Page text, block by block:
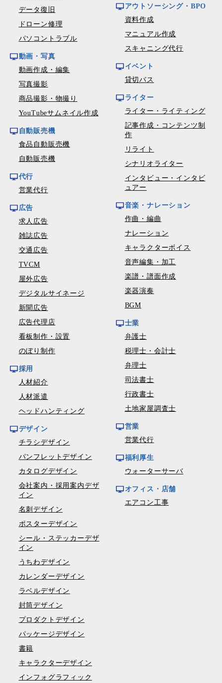
データ復旧
ドローン修理
パソコントラブル
動画・写真
動画作成・編集
写真撮影
商品撮影・物撮り
YouTubeサムネイル作成
自動販売機
食品自動販売機
自動販売機
代行
営業代行
広告
求人広告
雑誌広告
交通広告
TVCM
屋外広告
デジタルサイネージ
新聞広告
広告代理店
看板制作・設置
のぼり制作
採用
人材紹介
人材派遣
ヘッドハンティング
デザイン
チラシデザイン
パンフレットデザイン
カタログデザイン
会社案内・採用案内デザ
イン
名刺デザイン
ポスターデザイン
シール・ステッカーデザ
イン
うちわデザイン
カレンダーデザイン
ラベルデザイン
封筒デザイン
プロダクトデザイン
パッケージデザイン
書籍
キャラクターデザイン
インフォグラフィック
アウトソーシング・BPO
資料作成
マニュアル作成
スキャニング代行
イベント
貸切バス
ライター
ライター・ライティング
記事作成・コンテンツ制
作
リライト
シナリオライター
インタビュー・インタビ
ュアー
音楽・ナレーション
作曲・編曲
ナレーション
キャラクターボイス
音声編集・加工
楽譜・譜面作成
楽器演奏
BGM
士業
弁護士
税理士・会計士
弁理士
司法書士
行政書士
土地家屋調査士
営業
営業代行
福利厚生
ウォーターサーバ
オフィス・店舗
エアコン工事